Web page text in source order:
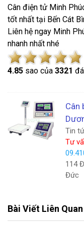
Cân điện tử Minh
tốt nhất tại Bến Cát
Liên hệ ngay Minh
nhanh nhất nhé
4.85 sao của 3321
Cân
Tin
Tư
114
Đức
Bài Viết Liên Quan